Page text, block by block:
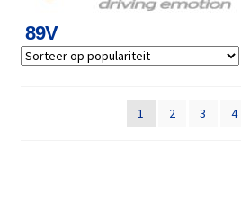
89V
1 2 3 4